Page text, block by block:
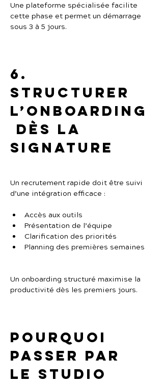
Une plateforme spécialisée facilite
cette phase et permet un démarrage
sous 3 à 5 jours.
6.
Structurer
l’onboarding
dès la
signature
Un recrutement rapide doit être suivi
d’une intégration efficace :
Accès aux outils
Présentation de l’équipe
Clarification des priorités
Planning des premières semaines
Un onboarding structuré maximise la
productivité dès les premiers jours.
Pourquoi
passer par
Le Studio